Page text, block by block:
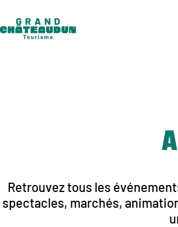
contenu
Retrouvez tous les
spectacles, marchés,